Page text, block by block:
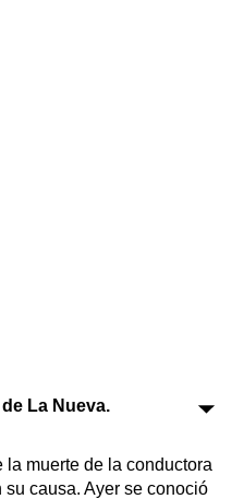
La Nueva.
la muerte de la conductora
causa. Ayer se conoció